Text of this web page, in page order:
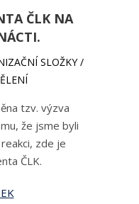
ČLK NA
SLOŽKY /
tzv. výzva
že jsme byli
zde je
ČLK.